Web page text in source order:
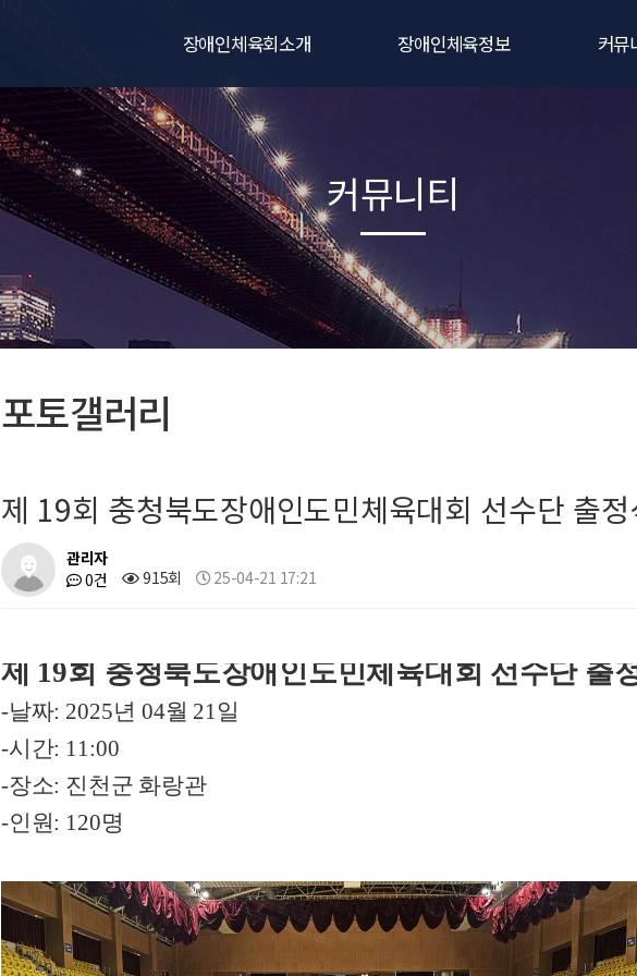
장애인체육회소개
인사말
연혁
비전
직원 및 임원현황
조직 및 기구
관련규정
오시는길
장애인체육정보
주요사업
커뮤
커뮤니티
포토갤러리
제 19회 충청북도장애인도민체육대회 선수단 출
관리자
0건
915회 25-04-21 17:21
제 19회 충청북도장애인도민체육대회 선수단 출
-날짜: 2025년 04월 21일
-시간: 11:00
-장소: 진천군 화랑관
-인원: 120명